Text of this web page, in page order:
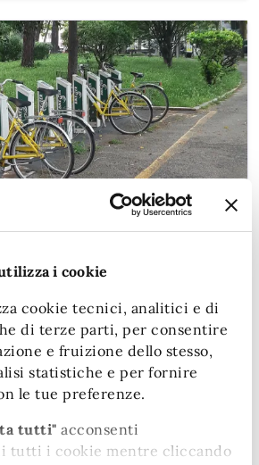
i cookie
cookie tecnici, analitici e di
di terze parti, per consentire
e fruizione dello stesso,
statistiche e per fornire
le tue preferenze.
tutti" acconsenti
tutti i cookie mentre cliccando
informazioni utili e
e autorizzazioni